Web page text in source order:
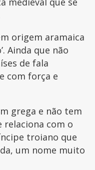
origem aramaica
Ainda que não
de fala
com força e
grega e não tem
relaciona com o
troiano que
um nome muito